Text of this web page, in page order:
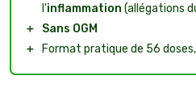
l'inflammation (allégations
＋
Sans OGM
＋
Format pratique de 56